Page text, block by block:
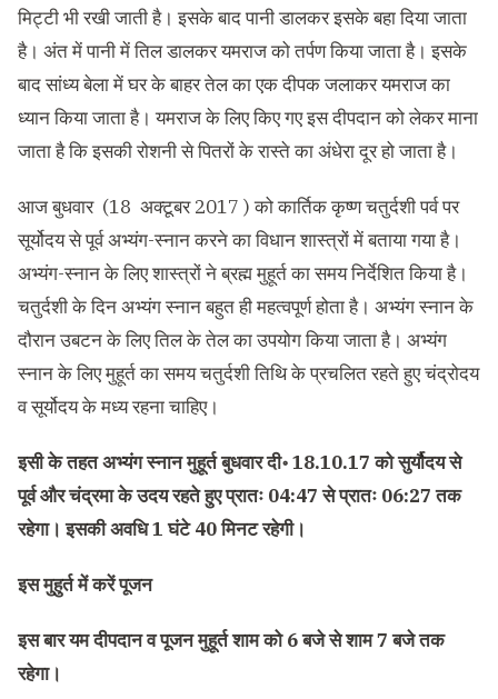
म‍िट्टी भी रखी जाती है। इसके बाद पानी डालकर इसके बहा दि‍या जाता
है। अंत में पानी में त‍िल डालकर यमराज को तर्पण क‍िया जाता है। इसके
बाद सांध्‍य बेला में घर के बाहर तेल का एक दीपक जलाकर यमराज का
ध्‍यान क‍िया जाता है। यमराज के ल‍िए क‍िए गए इस दीपदान को लेकर माना
जाता है कि‍ इसकी रोशनी से प‍ितरों के रास्‍ते का अंधेरा दूर हो जाता है।
आज बुधवार (18 अक्टूबर 2017 ) को कार्तिक कृष्ण चतुर्दशी पर्व पर
सूर्योदय से पूर्व अभ्यंग-स्नान करने का विधान शास्त्रों में बताया गया है।
अभ्यंग-स्नान के लिए शास्त्रों ने ब्रह्म मुहूर्त का समय निर्देशित किया है।
चतुर्दशी के दिन अभ्यंग स्नान बहुत ही महत्वपूर्ण होता है। अभ्यंग स्नान के
दौरान उबटन के लिए तिल के तेल का उपयोग किया जाता है। अभ्यंग
स्नान के लिए मुहूर्त का समय चतुर्दशी तिथि के प्रचलित रहते हुए चंद्रोदय
व सूर्योदय के मध्य रहना चाहिए।
इसी के तहत अभ्यंग स्नान मुहूर्त बुधवार दी॰ 18.10.17 को सुर्यौदय से
पूर्व और चंद्रमा के उदय रहते हुए प्रातः 04:47 से प्रातः 06:27 तक
रहेगा। इसकी अवधि 1 घंटे 40 मिनट रहेगी।
इस मुहुर्त में करें पूजन
इस बार यम दीपदान व पूजन मुहूर्त शाम को 6 बजे से शाम 7 बजे तक
रहेगा।